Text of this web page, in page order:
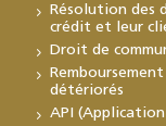
Résolution des
crédit et leur
Droit de
détériorés
API